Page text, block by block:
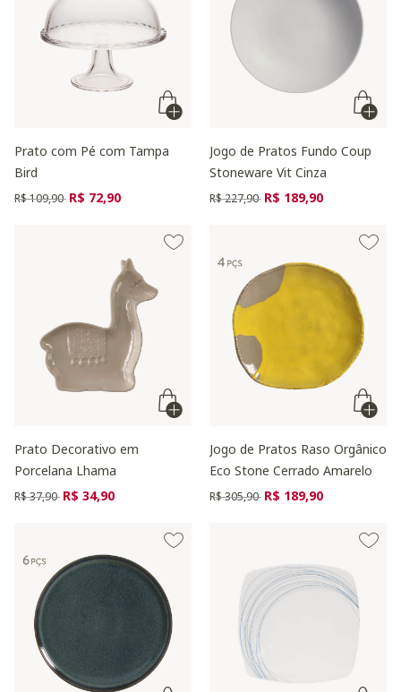
Prato com Pé com Tampa
Bird
Preço reduzido de
R$ 109,90 para
R$ 72,90
Jogo de Pratos Fundo Coup
Stoneware Vit Cinza
Preço reduzido de
R$ 227,90 para
R$ 189,90
Prato Decorativo em
Porcelana Lhama
Preço reduzido de
R$ 37,90 para
R$ 34,90
Jogo de Pratos Raso Orgânico
Eco Stone Cerrado Amarelo
Preço reduzido de
R$ 305,90 para
R$ 189,90